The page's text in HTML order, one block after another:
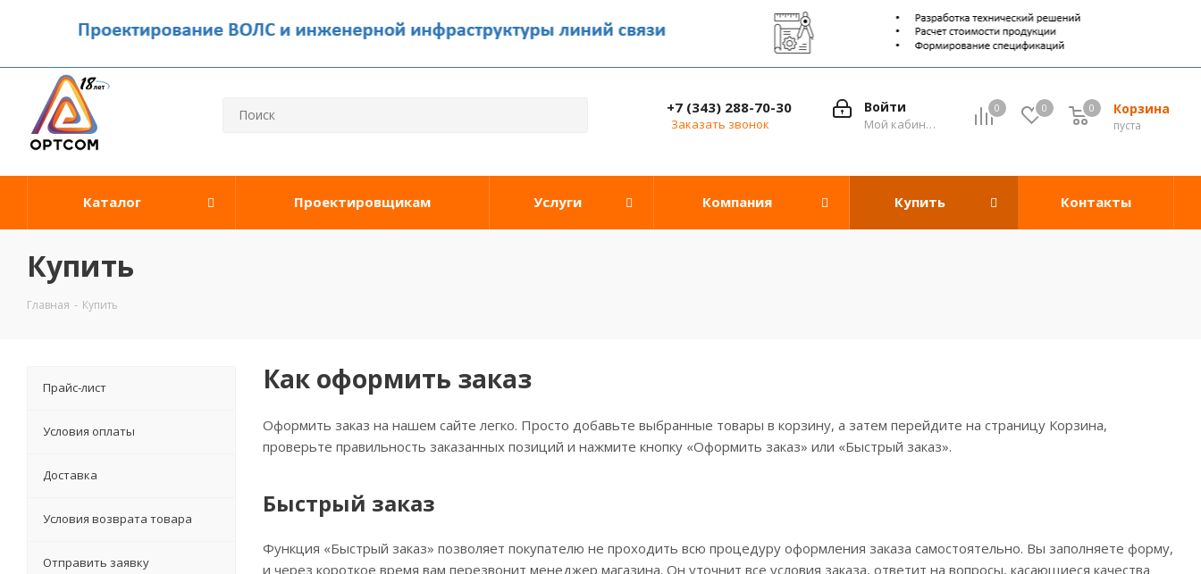
0 0 Корзина
0
пуста
0
Войти
Мой кабинет
+7 (343) 288-70-30
Заказать звонок
Каталог Проектировщикам Услуги Компания Купить Контакты
Купить
Главная - Купить
Как оформить заказ
Оформить заказ на нашем сайте легко. Просто добавьте выбранные товары в корзину, а затем перейдите на страницу Корзина,
проверьте правильность заказанных позиций и нажмите кнопку «Оформить заказ» или «Быстрый заказ».
Быстрый заказ
Функция «Быстрый заказ» позволяет покупателю не проходить всю процедуру оформления заказа самостоятельно. Вы заполняете форму,
и через короткое время вам перезвонит менеджер магазина. Он уточнит все условия заказа, ответит на вопросы, касающиеся качества
Прайс-лист
Условия оплаты
Доставка
Условия возврата товара
Отправить заявку